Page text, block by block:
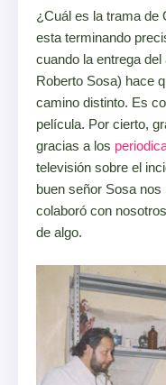
¿Cuál es la trama de
esta terminando
cuando la entrega
Roberto Sosa) hace
camino distinto. Es
película. Por cierto,
gracias a los
televisión sobre el
buen señor Sosa
colaboró con
de algo.